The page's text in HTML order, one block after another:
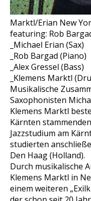
Marktl/Erian New
featuring: Rob
_Michael Erian (Sax)
_Rob Bargad (Piano)
_Alex Gressel (Bass)
_Klemens Marktl
Musikalische
Saxophonisten
Klemens Marktl
Kärnten
Jazzstudium am
studierten
Den Haag (Holland).
Durch musikalische
Klemens Marktl in
einem weiteren